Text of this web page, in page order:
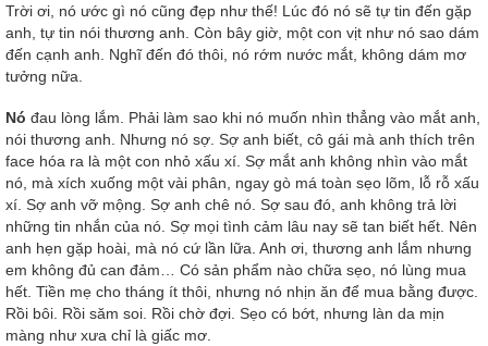
Trời ơi, nó ước gì nó cũng đẹp như thế! Lúc đó nó sẽ tự tin đến gặp
anh, tự tin nói thương anh. Còn bây giờ, một con vịt như nó sao dám
đến cạnh anh. Nghĩ đến đó thôi, nó rớm nước mắt, không dám mơ
tưởng nữa.
Nó đau lòng lắm. Phải làm sao khi nó muốn nhìn thẳng vào mắt anh,
nói thương anh. Nhưng nó sợ. Sợ anh biết, cô gái mà anh thích trên
face hóa ra là một con nhỏ xấu xí. Sợ mắt anh không nhìn vào mắt
nó, mà xích xuống một vài phân, ngay gò má toàn sẹo lõm, lỗ rỗ xấu
xí. Sợ anh vỡ mộng. Sợ anh chê nó. Sợ sau đó, anh không trả lời
những tin nhắn của nó. Sợ mọi tình cảm lâu nay sẽ tan biết hết. Nên
anh hẹn gặp hoài, mà nó cứ lần lữa. Anh ơi, thương anh lắm nhưng
em không đủ can đảm… Có sản phẩm nào chữa sẹo, nó lùng mua
hết. Tiền mẹ cho tháng ít thôi, nhưng nó nhịn ăn để mua bằng được.
Rồi bôi. Rồi săm soi. Rồi chờ đợi. Sẹo có bớt, nhưng làn da mịn
màng như xưa chỉ là giấc mơ.